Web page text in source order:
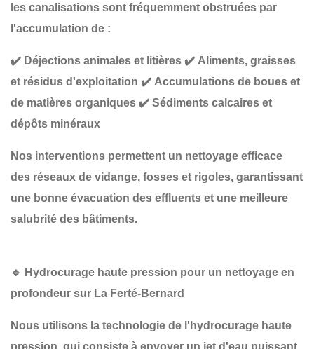
les canalisations sont fréquemment obstruées par
l'accumulation de :
✔️ Déjections animales et litières ✔️ Aliments, graisses
et résidus d'exploitation ✔️ Accumulations de boues et
de matières organiques ✔️ Sédiments calcaires et
dépôts minéraux
Nos interventions permettent un nettoyage efficace
des réseaux de vidange, fosses et rigoles, garantissant
une bonne évacuation des effluents et une meilleure
salubrité des bâtiments.
🔹 Hydrocurage haute pression pour un nettoyage en
profondeur sur La Ferté-Bernard
Nous utilisons la technologie de l'hydrocurage haute
pression , qui consiste à envoyer un jet d'eau puissant